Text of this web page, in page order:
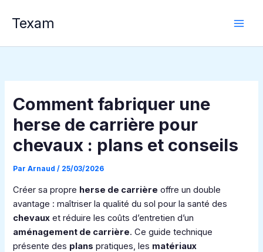
Texam
Comment fabriquer une
herse de carrière pour
chevaux : plans et conseils
ParArnaud/ 25/03/2026
Créer sa propre herse de carrière offre un double
avantage : maîtriser la qualité du sol pour la santé des
chevaux et réduire les coûts d’entretien d’un
aménagement de carrière. Ce guide technique
présente des plans pratiques, les matériaux